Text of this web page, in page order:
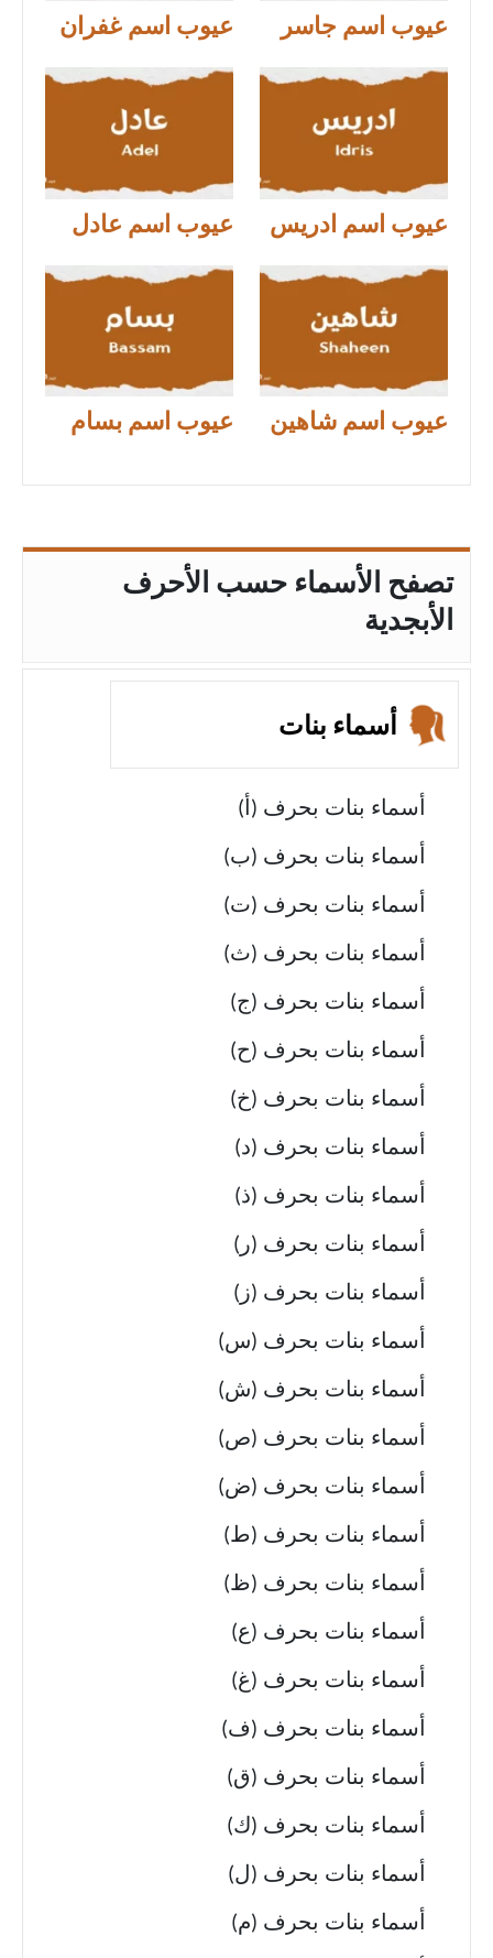
عيوب اسم جاسر عيوب اسم غفران
عيوب اسم ادريس عيوب اسم عادل
عيوب اسم شاهين عيوب اسم بسام
تصفح الأسماء حسب الأحرف
الأبجدية
أسماء بنات
أسماء بنات بحرف (أ)
أسماء بنات بحرف (ب)
أسماء بنات بحرف (ت)
أسماء بنات بحرف (ث)
أسماء بنات بحرف (ج)
أسماء بنات بحرف (ح)
أسماء بنات بحرف (خ)
أسماء بنات بحرف (د)
أسماء بنات بحرف (ذ)
أسماء بنات بحرف (ر)
أسماء بنات بحرف (ز)
أسماء بنات بحرف (س)
أسماء بنات بحرف (ش)
أسماء بنات بحرف (ص)
أسماء بنات بحرف (ض)
أسماء بنات بحرف (ط)
أسماء بنات بحرف (ظ)
أسماء بنات بحرف (ع)
أسماء بنات بحرف (غ)
أسماء بنات بحرف (ف)
أسماء بنات بحرف (ق)
أسماء بنات بحرف (ك)
أسماء بنات بحرف (ل)
أسماء بنات بحرف (م)